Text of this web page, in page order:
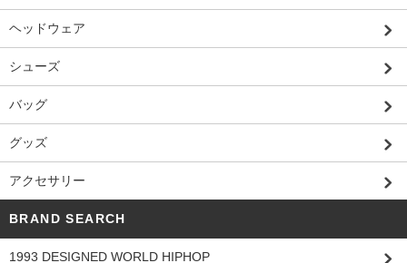
ヘッドウェア
シューズ
バッグ
グッズ
アクセサリー
BRAND SEARCH
1993 DESIGNED WORLD HIPHOP